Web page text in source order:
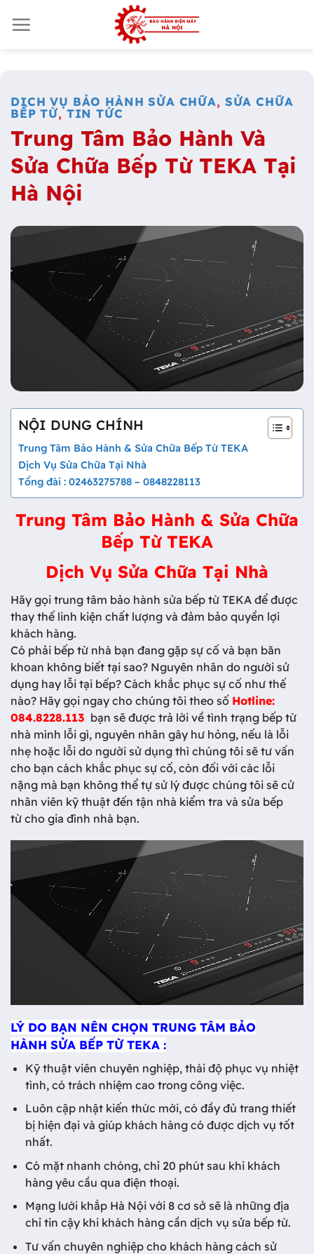
DỊCH VỤ BẢO HÀNH SỬA CHỮA, SỬA CHỮA
BẾP TỪ,TIN TỨC
Trung Tâm Bảo Hành Và
Sửa Chữa Bếp Từ TEKA Tại
Hà Nội
NỘI DUNG CHÍNH
Trung Tâm Bảo Hành & Sửa Chữa Bếp Từ TEKA
Dịch Vụ Sửa Chữa Tại Nhà
Tổng đài : 02463275788 – 0848228113
Trung Tâm Bảo Hành & Sửa Chữa
Bếp Từ TEKA
Dịch Vụ Sửa Chữa Tại Nhà
Hãy gọi trung tâm bảo hành sửa bếp từ TEKA để được
thay thế linh kiện chất lượng và đảm bảo quyền lợi
khách hàng.
Có phải bếp từ nhà bạn đang gặp sự cố và bạn băn
khoan không biết tại sao? Nguyên nhân do người sử
dụng hay lỗi tại bếp? Cách khắc phục sự cố như thế
nào? Hãy gọi ngay cho chúng tôi theo số Hotline:
084.8228.113 bạn sẽ được trả lời về tình trạng bếp từ
nhà mình lỗi gì, nguyên nhân gây hư hỏng, nếu là lỗi
nhẹ hoặc lỗi do người sử dụng thì chúng tôi sẽ tư vấn
cho bạn cách khắc phục sự cố, còn đối với các lỗi
nặng mà bạn không thể tự sử lý được chúng tôi sẽ cử
nhân viên kỹ thuật đến tận nhà kiểm tra và sửa bếp
từ cho gia đình nhà bạn.
LÝ DO BẠN NÊN CHỌN TRUNG TÂM BẢO
HÀNH SỬA BẾP TỪ TEKA :
Kỹ thuật viên chuyên nghiệp, thái độ phục vụ nhiệt
tình, có trách nhiệm cao trong công việc.
Luôn cập nhật kiến thức mới, có đầy đủ trang thiết
bị hiện đại và giúp khách hàng có được dịch vụ tốt
nhất.
Có mặt nhanh chóng, chỉ 20 phút sau khi khách
hàng yêu cầu qua điện thoại.
Mạng lưới khắp Hà Nội với 8 cơ sở sẽ là những địa
chỉ tin cậy khi khách hàng cần dịch vụ sửa bếp từ.
Tư vấn chuyên nghiệp cho khách hàng cách sử